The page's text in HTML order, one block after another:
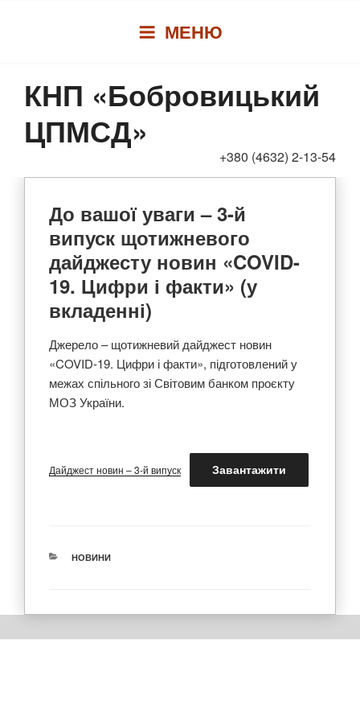
МЕНЮ
КНП «Бобровицький
ЦПМСД»
+380 (4632) 2-13-54
До вашої уваги – 3-й
випуск щотижневого
дайджесту новин «COVID-
19. Цифри і факти» (у
вкладенні)
Джерело – щотижневий дайджест новин
«COVID-19. Цифри і факти», підготовлений у
межах спільного зі Світовим банком проєкту
МОЗ України.
Дайджест новин – 3-й випуск Завантажити
КАТЕГОРІЇ
НОВИНИ